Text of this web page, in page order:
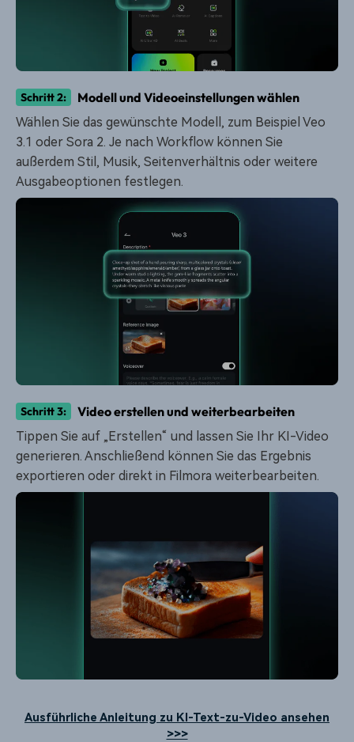
Schritt 2: Modell und Videoeinstellungen wählen
Wählen Sie das gewünschte Modell, zum Beispiel Veo
3.1 oder Sora 2. Je nach Workflow können Sie
außerdem Stil, Musik, Seitenverhältnis oder weitere
Ausgabeoptionen festlegen.
Schritt 3: Video erstellen und weiterbearbeiten
Tippen Sie auf „Erstellen“ und lassen Sie Ihr KI-Video
generieren. Anschließend können Sie das Ergebnis
exportieren oder direkt in Filmora weiterbearbeiten.
Ausführliche Anleitung zu KI-Text-zu-Video ansehen
>>>